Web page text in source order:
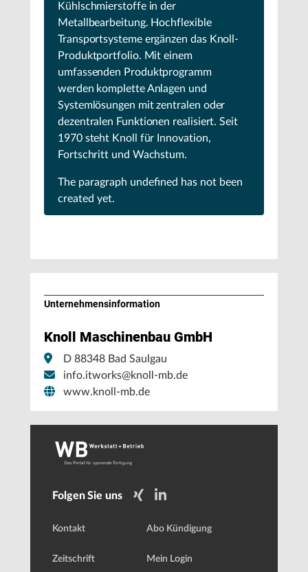
Kühlschmierstoffe in der
Metallbearbeitung. Hochflexible
Transportsysteme ergänzen das Knoll-
Produktportfolio. Mit einem
umfassenden Produktprogramm
werden komplette Anlagen und
Systemlösungen mit zentralen oder
dezentralen Funktionen realisiert. Seit
1970 steht Knoll für Innovation,
Fortschritt und Wachstum.
The paragraph undefined has not been
created yet.
Unternehmens­information
Knoll Maschinenbau GmbH
D 88348 Bad Saulgau
info.itworks@knoll-mb.de
www.knoll-mb.de
Folgen Sie uns
Kontakt
Zeitschrift
Abo Kündigung
Mein Login